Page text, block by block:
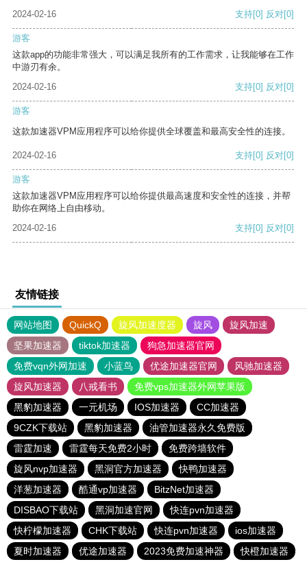
2024-02-16
支持[0] 反对[0]
游客
这款app的功能非常强大，可以满足我所有的工作需求，让我能够在工作
中游刃有余。
2024-02-16
支持[0] 反对[0]
游客
这款加速器VPM应用程序可以给你提供全球覆盖和最高安全性的连接。
2024-02-16 支持[0] 反对[0]
游客
这款加速器VPM应用程序可以给你提供最高速度和安全性的连接，并帮
助你在网络上自由移动。
2024-02-16
支持[0] 反对[0]
友情链接
网站地图 QuickQ 旋风加速度器 旋风
旋风加速
坚果加速器
tiktok加速器
狗急加速器官网
免费vqn外网加速
小蓝鸟 优途加速器官网
风驰加速器
旋风加速器
八戒看书
免费vps加速器外网苹果版
黑豹加速器
一元机场 IOS加速器
CC加速器
9CZK下载站
黑豹加速器
油管加速器永久免费版
雷霆加速
雷霆每天免费2小时
免费跨墙软件
旋风nvp加速器
黑洞官方加速器
快鸭加速器
洋葱加速器
酷通vp加速器
BitzNet加速器
DISBAO下载站
黑洞加速官网
快连pvn加速器
快柠檬加速器
CHK下载站 快连pvn加速器
ios加速器
夏时加速器
优途加速器 2023免费加速神器 快橙加速器